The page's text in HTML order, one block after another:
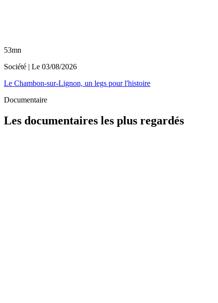
53mn
Société | Le 03/08/2026
Le Chambon-sur-Lignon, un legs pour l'histoire
Documentaire
Les documentaires les plus regardés